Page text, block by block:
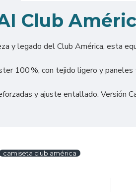
Club
y legado del Club América, esta
100 %, con tejido ligero y
y ajuste entallado. Versión
camiseta club américa